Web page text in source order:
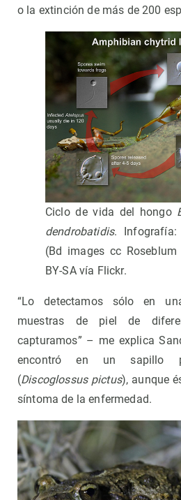
o la extinción de más de 200
Ciclo de vida del hongo
dendrobatidis. Infografía:
(Bd images cc Roseblum
BY-SA vía Flickr.
“Lo detectamos sólo en
muestras de piel de
capturamos” – me explica
encontró en un sapillo
(Discoglossus pictus), aunque
síntoma de la enfermedad.